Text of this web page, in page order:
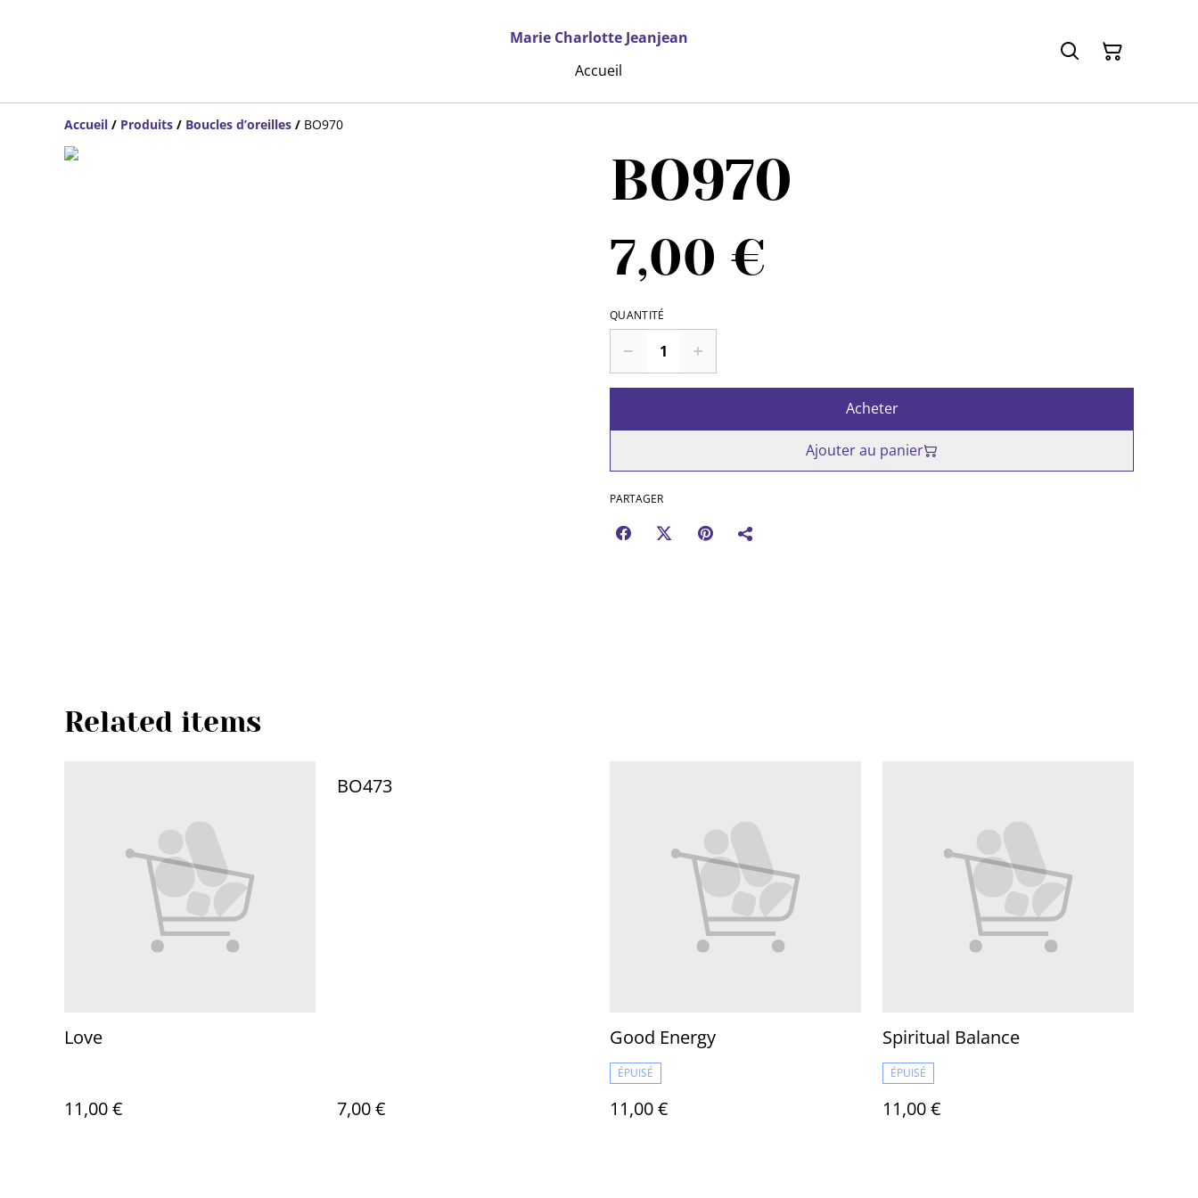
Marie Charlotte Jeanjean
Accueil
Accueil / Produits / Boucles d’oreilles / BO970
BO970
7,00 €
QUANTITÉ
Acheter
Ajouter au panier
PARTAGER
Related items
Love
11,00 €
BO473
7,00 €
Good Energy
ÉPUISÉ
11,00 €
Spiritual Balance
ÉPUISÉ
11,00 €